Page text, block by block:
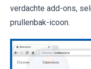
verdachte add-ons,
prullenbak-icoon.